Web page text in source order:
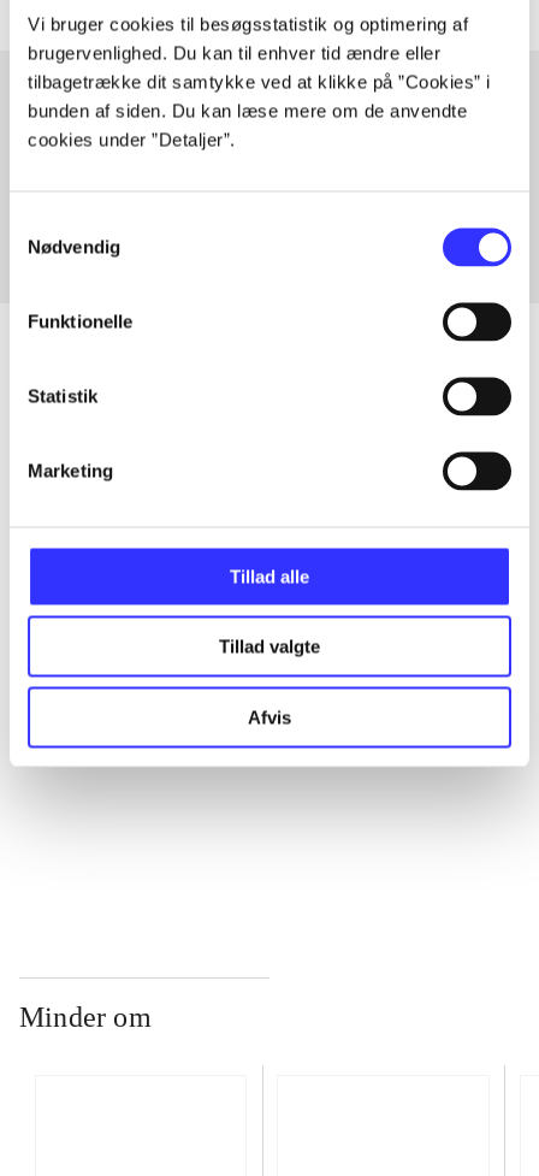
Vi bruger cookies til besøgsstatistik og optimering af
brugervenlighed. Du kan til enhver tid ændre eller
tilbagetrække dit samtykke ved at klikke på ”Cookies” i
bunden af siden. Du kan læse mere om de anvendte
cookies under ”Detaljer”.
Nødvendig
Funktionelle
Statistik
Marketing
Tillad alle
Tillad valgte
Afvis
Artikler med samme emner
...
...
Minder om